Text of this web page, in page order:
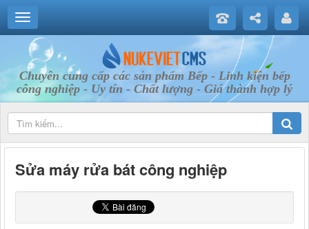
Chuyên cung cấp các sản phẩm Bếp - Linh kiện bếp
công nghiệp - Uy tín - Chất lượng - Giá thành hợp lý
Sửa máy rửa bát công nghiệp